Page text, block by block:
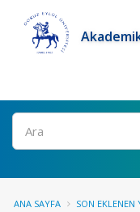
Ara
ANA SAYFA SON EKLENEN